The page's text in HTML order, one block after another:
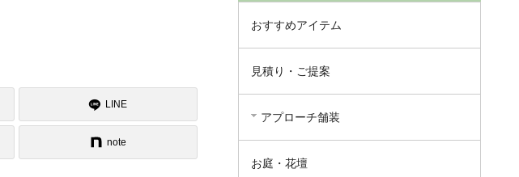
LINE
note
おすすめアイテム
見積り・ご提案
アプローチ舗装
お庭・花壇